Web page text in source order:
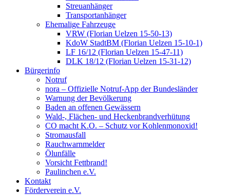
Streuanhänger
Transportanhänger
Ehemalige Fahrzeuge
VRW (Florian Uelzen 15-50-13)
KdoW StadtBM (Florian Uelzen 15-10-1)
LF 16/12 (Florian Uelzen 15-47-11)
DLK 18/12 (Florian Uelzen 15-31-12)
Bürgerinfo
Notruf
nora – Offizielle Notruf-App der Bundesländer
Warnung der Bevölkerung
Baden an offenen Gewässern
Wald-, Flächen- und Heckenbrandverhütung
CO macht K.O. – Schutz vor Kohlenmonoxid!
Stromausfall
Rauchwarnmelder
Ölunfälle
Vorsicht Fettbrand!
Paulinchen e.V.
Kontakt
Förderverein e.V.